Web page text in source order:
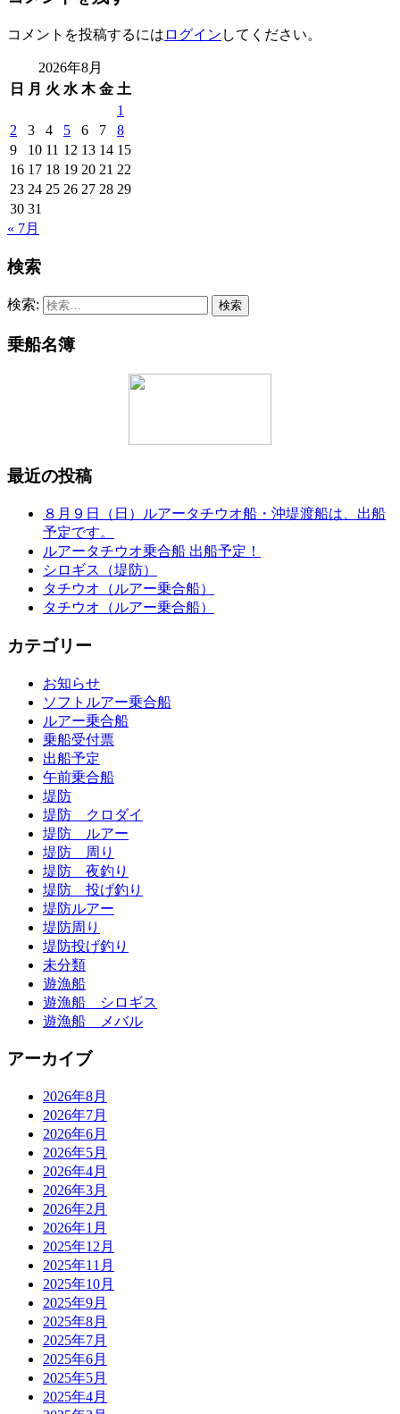
コメントを投稿するには ログイン してください。
2026年8月
日
月 火 水 木 金 土
1
2
3 4 5 6 7
8
9
10 11 12 13 14 15
16 17 18 19 20 21 22
23 24 25 26 27 28 29
30 31
« 7月
検索
検索:
乗船名簿
最近の投稿
８月９日（日）ルアータチウオ船・沖堤渡船は、出船
予定です。
ルアータチウオ乗合船 出船予定！
シロギス（堤防）
タチウオ（ルアー乗合船）
タチウオ（ルアー乗合船）
カテゴリー
お知らせ
ソフトルアー乗合船
ルアー乗合船
乗船受付票
出船予定
午前乗合船
堤防
堤防 クロダイ
堤防 ルアー
堤防 周り
堤防 夜釣り
堤防 投げ釣り
堤防ルアー
堤防周り
堤防投げ釣り
未分類
遊漁船
遊漁船 シロギス
遊漁船 メバル
アーカイブ
2026年8月
2026年7月
2026年6月
2026年5月
2026年4月
2026年3月
2026年2月
2026年1月
2025年12月
2025年11月
2025年10月
2025年9月
2025年8月
2025年7月
2025年6月
2025年5月
2025年4月